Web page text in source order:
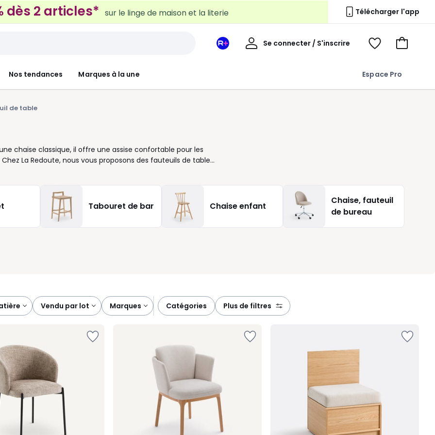
dès 2 articles* sur le linge de maison et la literie Télécharger l'app
Nos tendances Marques à la une Espace Pro
Mon
Se connecter / S'inscrire
Mon
Voir
Voir
de table
chaise classique, il offre une assise confortable pour les
La Redoute, nous vous proposons des fauteuils de table
une ambiance chaleureuse, tissu bouclette pour un esprit
sous plateau pour glisser facilement le fauteuil sous la table.
le revêtement adapté à votre usage et l’encombrement
à déplacer. Si vous aimez les longues tablées, misez sur
le fauteuil de table donne du caractère à votre coin repas et
Tabouret de bar Chaise enfant
Chaise, fauteuil
de bureau
vendu par lot marques catégories plus de filtres